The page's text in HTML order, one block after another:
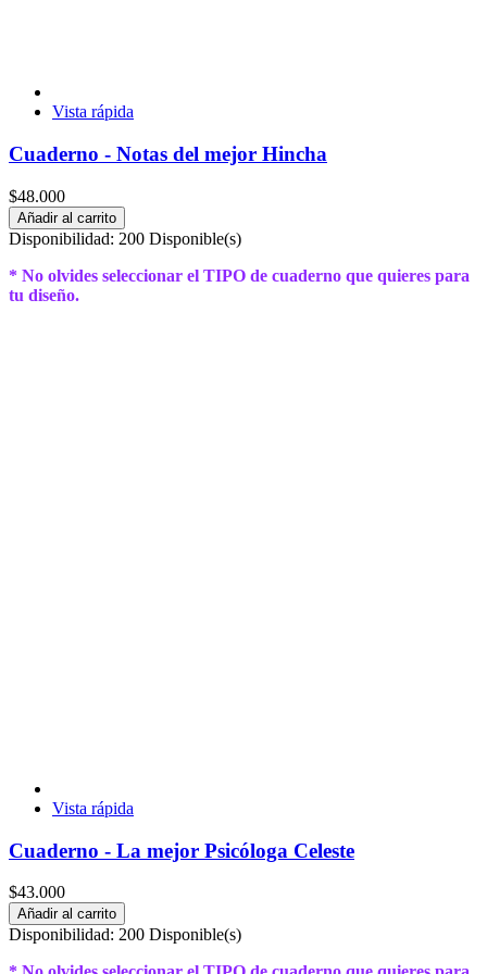
Vista rápida
Cuaderno - Notas del mejor Hincha
$48.000
Añadir al carrito
Disponibilidad: 200 Disponible(s)
* No olvides seleccionar el TIPO de cuaderno que quieres para
tu diseño.
Vista rápida
Cuaderno - La mejor Psicóloga Celeste
$43.000
Añadir al carrito
Disponibilidad: 200 Disponible(s)